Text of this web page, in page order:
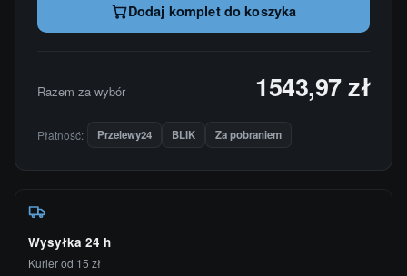
Dodaj komplet do koszyka
Razem za wybór 1543,97 zł
Płatność: Przelewy24 BLIK Za pobraniem
Wysyłka 24 h
Kurier od 15 zł